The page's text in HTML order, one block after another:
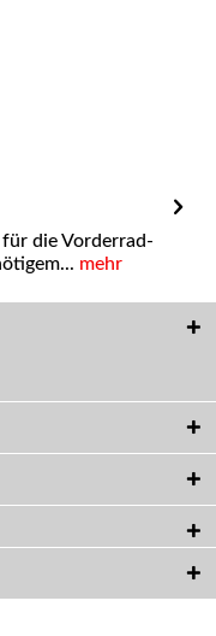
die Vorderrad-
mehr